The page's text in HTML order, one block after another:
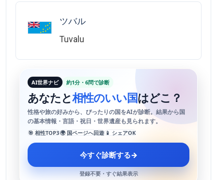
ツバル
Tuvalu
AI世界ナビ 約1分・6問で診断
あなたと相性のいい国はどこ？
性格や旅の好みから、ぴったりの国をAIが診断。結果から国
の基本情報・言語・祝日・世界遺産も見られます。
🎯 相性TOP3🌍 国ページへ回遊 📱 シェアOK
今すぐ診断する→
登録不要・すぐ結果表示